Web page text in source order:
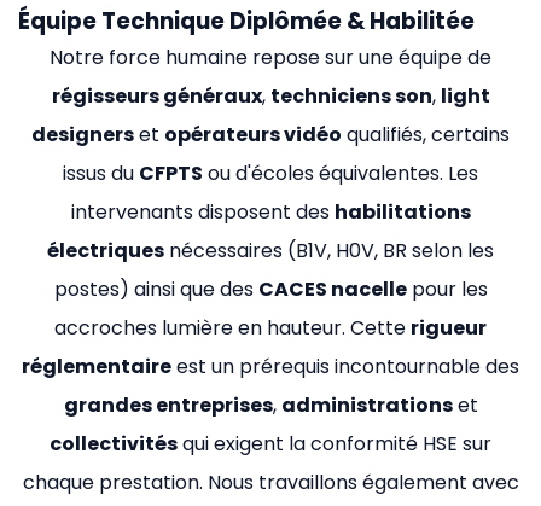
Équipe Technique Diplômée & Habilitée
Notre force humaine repose sur une équipe de
régisseurs généraux, techniciens son, light
designerset opérateurs vidéo qualifiés, certains
issus du CFPTS ou d'écoles équivalentes. Les
intervenants disposent des habilitations
électriques nécessaires (B1V, H0V, BR selon les
postes) ainsi que des CACES nacellepour les
accroches lumière en hauteur. Cette rigueur
réglementaireest un prérequis incontournable des
grandes entreprises, administrationset
collectivitésqui exigent la conformité HSE sur
chaque prestation. Nous travaillons également avec